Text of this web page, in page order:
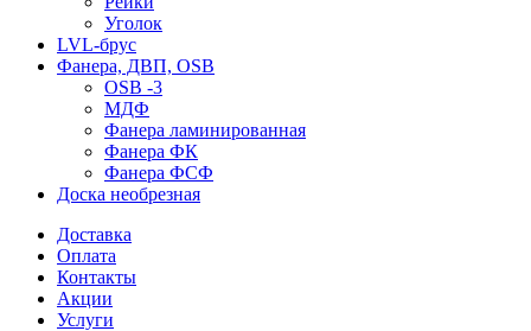
Уголок
LVL-брус
Фанера, ДВП, OSB
OSB -3
МДФ
Фанера ламинированная
Фанера ФК
Фанера ФСФ
Доска необрезная
Доставка
Оплата
Контакты
Акции
Услуги